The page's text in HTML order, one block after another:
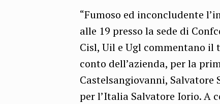
“Fumoso ed inconcludente
alle 19 presso la sede di
Cisl, Uil e Ugl commentano il
conto dell’azienda, per la
Castelsangiovanni, Salvatore
per l’Italia Salvatore Iorio. A